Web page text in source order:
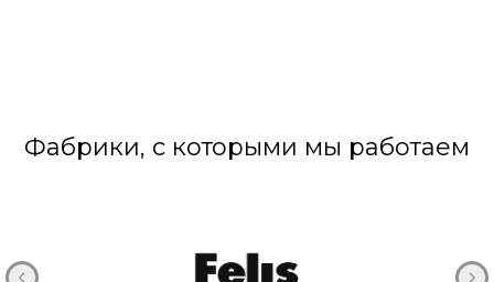
Фабрики, с которыми мы работаем